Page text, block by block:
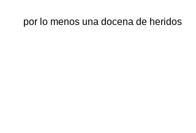
     por lo menos una docena de heridos